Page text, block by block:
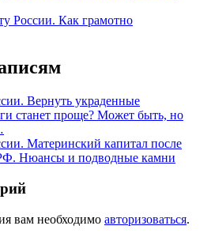
России. Как грамотно
Вернуть украденные
станет проще? Может быть, но
Материнский капитал после
Нюансы и подводные камни
вам необходимо авторизоваться.